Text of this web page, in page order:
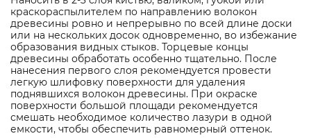
краскораспылителем по направлению волокон
древесины ровно и непрерывно по всей длине доски
или на нескольких досок одновременно, во избежание
образования видных стыков. Торцевые концы
древесины обработать особенно тщательно. После
нанесения первого слоя рекомендуется провести
легкую шлифовку поверхности для удаления
поднявшихся волокон древесины. При окраске
поверхности большой площади рекомендуется
смешать необходимое количество лазури в одной
емкости, чтобы обеспечить равномерный оттенок.